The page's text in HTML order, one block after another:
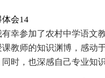
会14
幸参加了农村中学语文
教师的知识渊博，感动
时，也深感自己专业知识